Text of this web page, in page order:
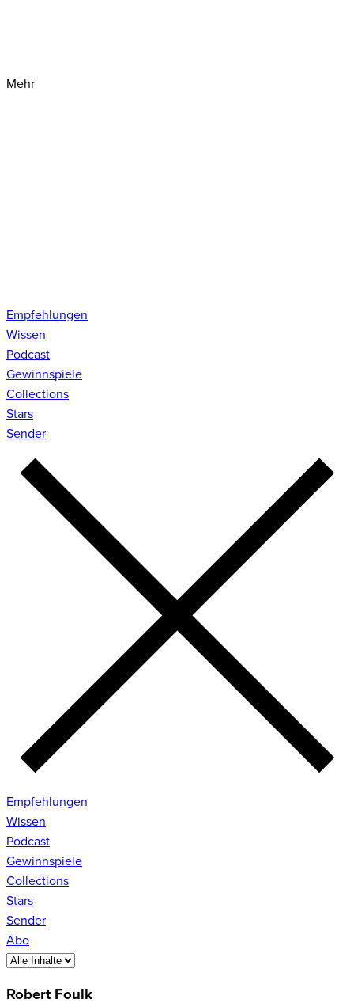
Mehr
Empfehlungen
Wissen
Podcast
Gewinnspiele
Collections
Stars
Sender
Empfehlungen
Wissen
Podcast
Gewinnspiele
Collections
Stars
Sender
Abo
Robert Foulk